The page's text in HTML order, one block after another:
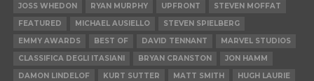
JOSS WHEDON
RYAN MURPHY UPFRONT
STEVEN MOFFAT
FEATURED
MICHAEL AUSIELLO
STEVEN SPIELBERG
EMMY AWARDS
BEST OF DAVID TENNANT
MARVEL STUDIOS
CLASSIFICA DEGLI ITASIANI
BRYAN CRANSTON
JON HAMM
DAMON LINDELOF
KURT SUTTER MATT SMITH
HUGH LAURIE